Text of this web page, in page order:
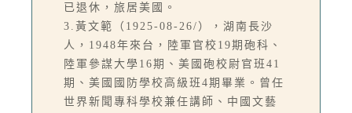
已退休，旅居美國。
3.黃文範（1925-08-26/），湖南長沙
人，1948年來台，陸軍官校19期砲科、
陸軍參謀大學16期、美國砲校尉官班41
期、美國國防學校高級班4期畢業。曾任
世界新聞專科學校兼任講師、中國文藝